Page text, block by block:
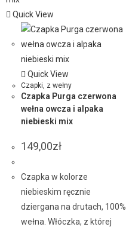
Quick View
Quick View
Czapki, z wełny
Czapka Purga czerwona
wełna owcza i alpaka
niebieski mix
149,00zł
Czapka w kolorze
niebieskim ręcznie
dziergana na drutach, 100%
wełna. Włóczka, z której